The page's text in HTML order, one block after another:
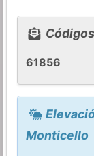
61856
Monticello